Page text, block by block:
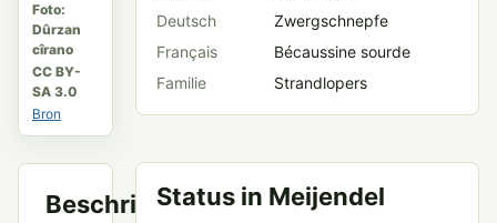
Foto:
Dûrzan
cîrano
CC BY-
SA 3.0
Bron
Beschrijving
Deutsch
Zwergschnepfe
Français
Bécaussine sourde
Familie
Strandlopers
Status in Meijendel